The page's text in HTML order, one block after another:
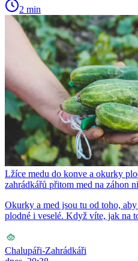
2 min
Lžíce medu do konve a okurky
zahrádkářů přitom med na záhon
Okurky a med jsou tu od toho,
plodné i veselé. Když víte, jak na
Chalupáři-Zahrádkáři